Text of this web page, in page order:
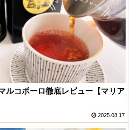
ルコポーロ徹底レビュー【マリア
2025.08.17